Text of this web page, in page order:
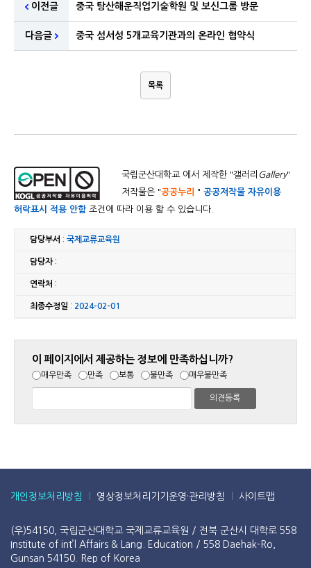
이전글 중국 탕산해운직업기술학원 및 보신그룹 방문
다음글 중국 섬서성 5개교육기관과의 온라인 협약식
목록
국립군산대학교 에서 제작한 "갤러리 Gallery"
저작물은 "공공누리 " 공공저작물 자유이용
허락표시 적용 안함조건에 따라 이용 할 수 있습니다.
담당부서 :국제교류교육원
담당자:
연락처 :
최종수정일 : 2024-02-01
이 페이지에서 제공하는 정보에 만족하십니까?
매우만족 만족 보통 불만족 매우불만족
개인정보처리방침 영상정보처리기기운영·관리방침 사이트맵
(우)54150, 국립군산대학교 국제교류교육원 / 전북 군산시 대학로 558
Institute of int’l Affairs & Lang. Education / 558 Daehak-Ro,
Gunsan 54150. Rep of Korea